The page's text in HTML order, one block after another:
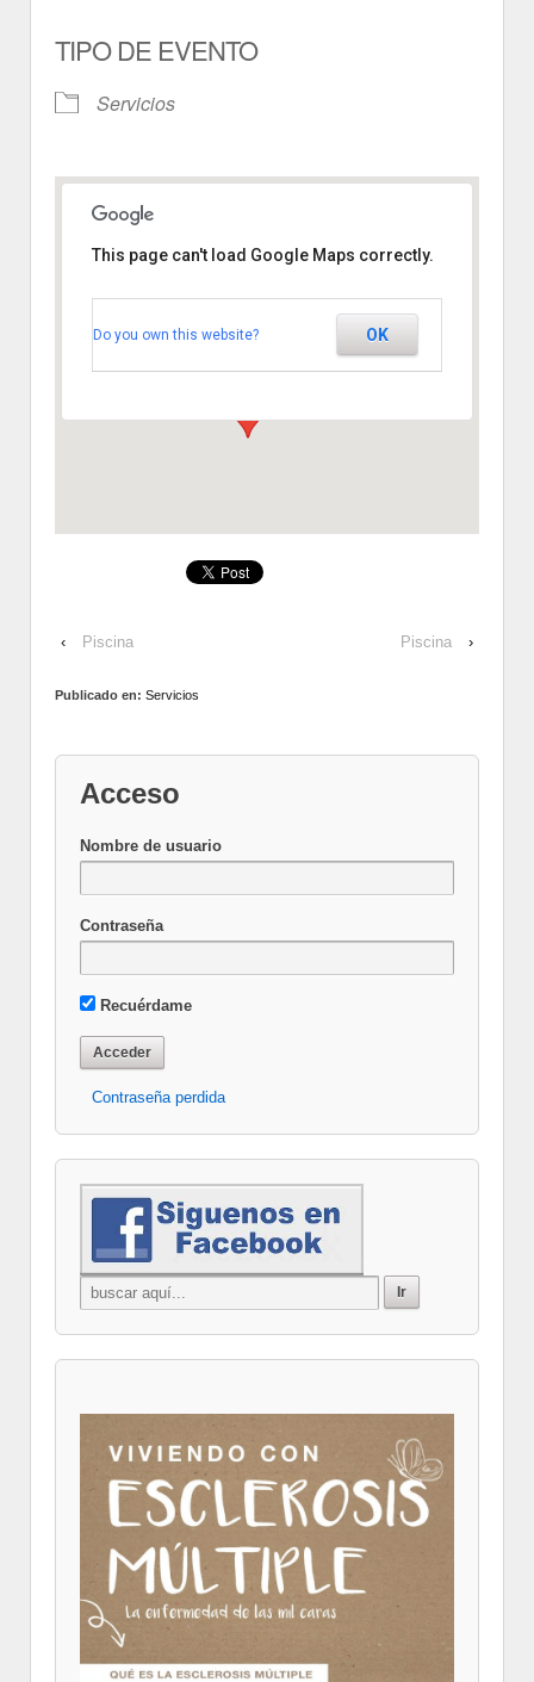
TIPO DE EVENTO
Servicios
Carretera a Palazuelos de Eresma
Km. 2 - Segovia
This page can't load Google Maps correctly.
Do you own this website? OK
‹ Piscina Piscina ›
Publicado en: Servicios
Acceso
Nombre de usuario
Contraseña
Recuérdame
Contraseña perdida